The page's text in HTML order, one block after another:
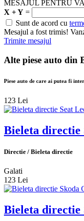
MESAJUL PENTRU
X + Y =
Sunt de acord cu
Mesajul a fost trimis!
Trimite mesajul
Alte piese auto din
Piese auto de care ai putea fi
123 Lei
Bieleta directie
Directie / Bieleta directie
Galati
123 Lei
Bieleta directie